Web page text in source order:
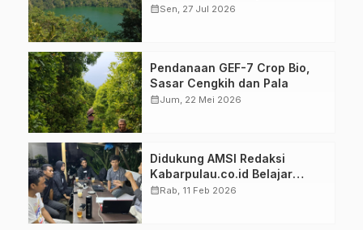
hingga Marak Perburuan
calendar_monthSen, 27 Jul 2026
Pendanaan GEF-7 Crop Bio,
Sasar Cengkih dan Pala
calendar_monthJum, 22 Mei 2026
Didukung AMSI Redaksi
Kabarpulau.co.id Belajar
Manfaatkan Teknologi AI
calendar_monthRab, 11 Feb 2026